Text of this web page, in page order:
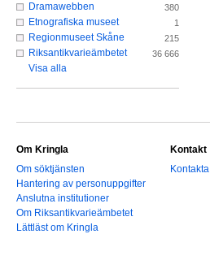
Dramawebben 380
Etnografiska museet 1
Regionmuseet Skåne 215
Riksantikvarieämbetet 36 666
Visa alla
Om Kringla
Om söktjänsten
Hantering av personuppgifter
Anslutna institutioner
Om Riksantikvarieämbetet
Lättläst om Kringla
Kontakt